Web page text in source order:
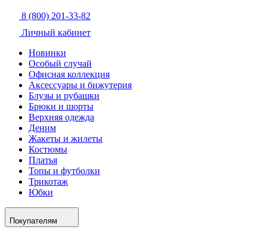
8 (800) 201-33-82
Личный кабинет
Новинки
Особый случай
Офисная коллекция
Аксессуары и бижутерия
Блузы и рубашки
Брюки и шорты
Верхняя одежда
Деним
Жакеты и жилеты
Костюмы
Платья
Топы и футболки
Трикотаж
Юбки
Покупателям